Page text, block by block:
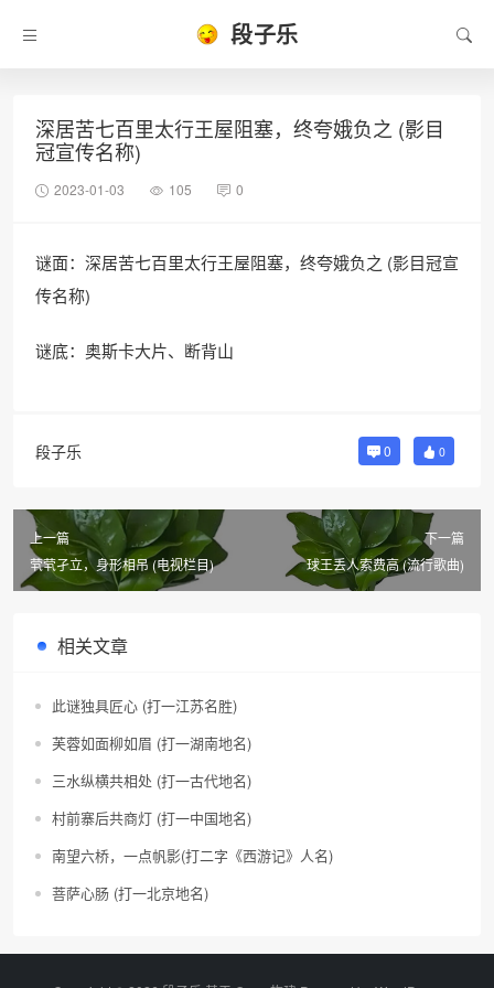
段子乐
深居苦七百里太行王屋阻塞，终夸娥负之 (影目
冠宣传名称)
2023-01-03 105 0
谜面：深居苦七百里太行王屋阻塞，终夸娥负之 (影目冠宣
传名称)
谜底：奥斯卡大片、断背山
段子乐 0 0
上一篇
茕茕孑立，身形相吊 (电视栏目)
下一篇
球王丢人索费高 (流行歌曲)
相关文章
此谜独具匠心 (打一江苏名胜)
芙蓉如面柳如眉 (打一湖南地名)
三水纵横共相处 (打一古代地名)
村前寨后共商灯 (打一中国地名)
南望六桥，一点帆影(打二字《西游记》人名)
菩萨心肠 (打一北京地名)